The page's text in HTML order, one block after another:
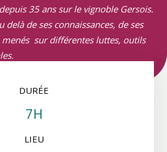
35 ans sur le vignoble Gersois.
de ses connaissances, de ses
menés sur différentes luttes, outils
DURÉE
7H
LIEU